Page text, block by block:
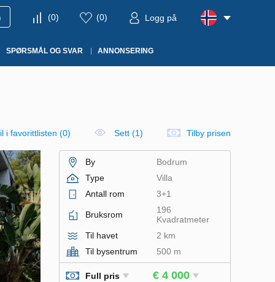
(0) (0) Logg på
SPØRSMÅL OG SVAR ANNONSERING
i favorittlisten (0) Sett (1) Tilby prisen
By
Bodrum
Type
Villa
Antall rom
3+1
Bruksrom
196
Kvadratmeter
Til havet
2 km
Til bysentrum
500 m
Full pris € 4 000